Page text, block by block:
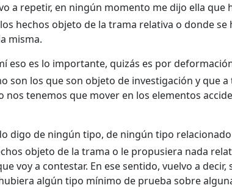
a repetir, en ningún momento me dijo ella
hechos objeto de la trama relativa o donde
misma.
eso es lo importante, quizás es por
son los que son objeto de investigación y que
nos tenemos que mover en los elementos
digo de ningún tipo, de ningún tipo
objeto de la trama o le propusiera nada
voy a contestar. En ese sentido, vuelvo a
algún tipo mínimo de prueba sobre